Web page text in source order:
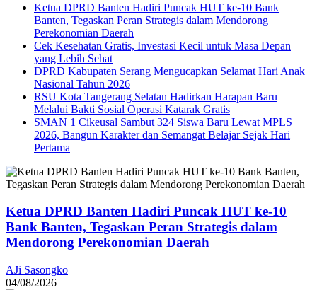
Ketua DPRD Banten Hadiri Puncak HUT ke-10 Bank
Banten, Tegaskan Peran Strategis dalam Mendorong
Perekonomian Daerah
Cek Kesehatan Gratis, Investasi Kecil untuk Masa Depan
yang Lebih Sehat
DPRD Kabupaten Serang Mengucapkan Selamat Hari Anak
Nasional Tahun 2026
RSU Kota Tangerang Selatan Hadirkan Harapan Baru
Melalui Bakti Sosial Operasi Katarak Gratis
SMAN 1 Cikeusal Sambut 324 Siswa Baru Lewat MPLS
2026, Bangun Karakter dan Semangat Belajar Sejak Hari
Pertama
Ketua DPRD Banten Hadiri Puncak HUT ke-10
Bank Banten, Tegaskan Peran Strategis dalam
Mendorong Perekonomian Daerah
AJi Sasongko
04/08/2026